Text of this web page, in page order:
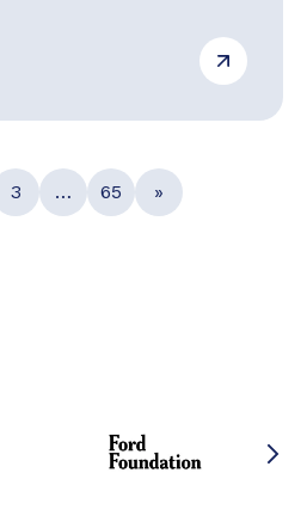
3 … 65 »